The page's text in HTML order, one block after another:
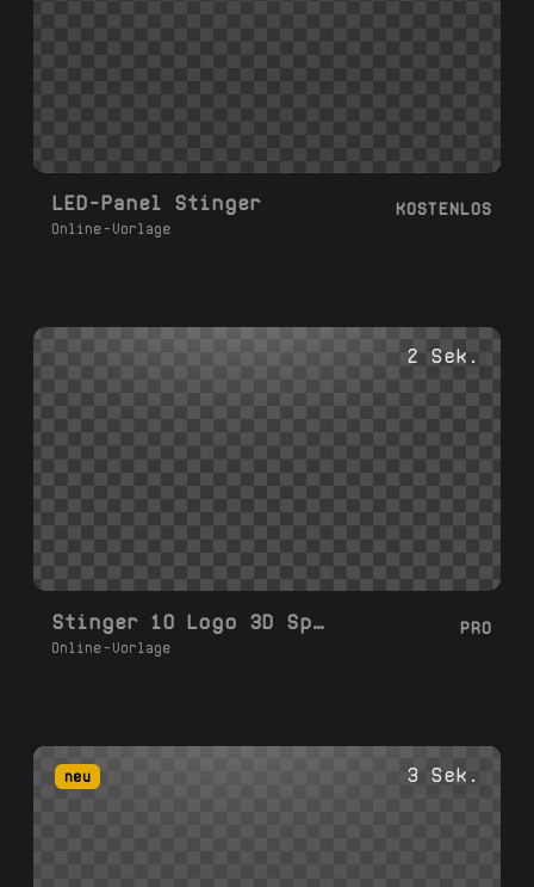
LED-Panel Stinger
Online-Vorlage
KOSTENLOS
2 Sek.
Stinger 10 Logo 3D Spin
Online-Vorlage
PRO
neu 3 Sek.